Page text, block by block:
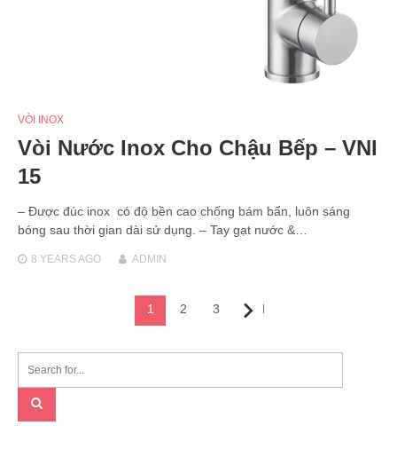
VÒI INOX
Vòi Nước Inox Cho Chậu Bếp – VNI
15
– Được đúc inox có độ bền cao chống bám bẩn, luôn sáng
bóng sau thời gian dài sử dụng. – Tay gạt nước &…
8 YEARSAGO ADMIN
1 2 3 Next